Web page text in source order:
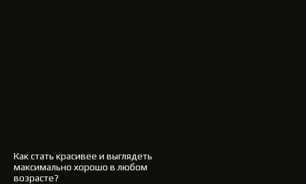
Как стать красивее и выглядеть
максимально хорошо в любом
возрасте?